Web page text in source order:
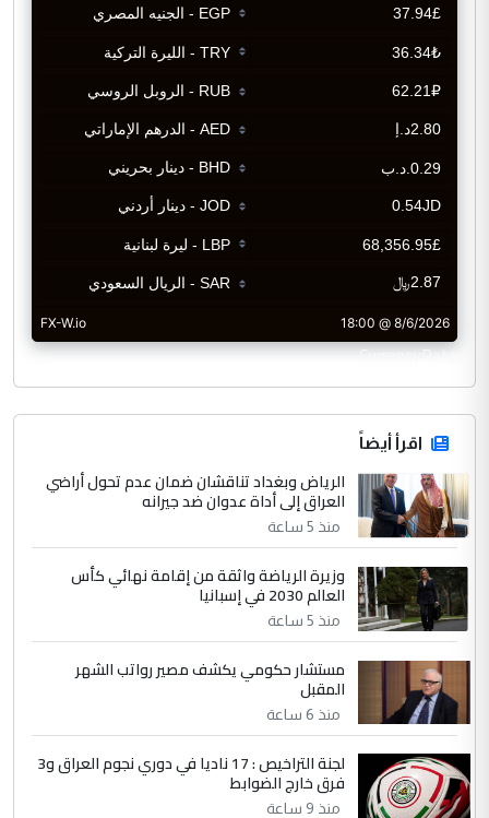
CurrencyRate
اقرأ أيضاً
الرياض وبغداد تناقشان ضمان عدم تحول أراضي
العراق إلى أداة عدوان ضد جيرانه
منذ 5 ساعة
وزيرة الرياضة واثقة من إقامة نهائي كأس
العالم 2030 في إسبانيا
منذ 5 ساعة
مستشار حكومي يكشف مصير رواتب الشهر
المقبل
منذ 6 ساعة
لجنة التراخيص : 17 ناديا في دوري نجوم العراق و3
فرق خارج الضوابط
منذ 9 ساعة